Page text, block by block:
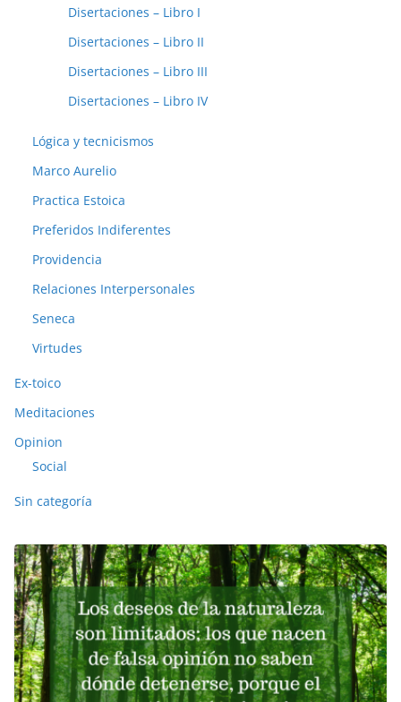
Disertaciones – Libro I
Disertaciones – Libro II
Disertaciones – Libro III
Disertaciones – Libro IV
Lógica y tecnicismos
Marco Aurelio
Practica Estoica
Preferidos Indiferentes
Providencia
Relaciones Interpersonales
Seneca
Virtudes
Ex-toico
Meditaciones
Opinion
Social
Sin categoría